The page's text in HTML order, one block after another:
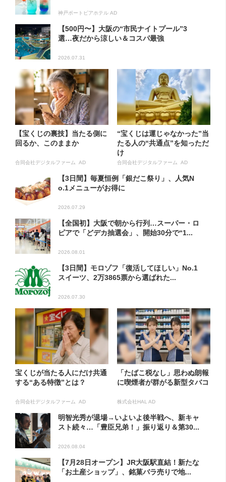
神戸ポートピアホテル AD
【500円〜】大阪の“市民ナイトプール”3
選…夜だから涼しい＆コスパ最強
2026.07.31
【宝くじの裏技】当たる側に
回るか、このままか
合同会社デジタルファーム AD
“宝くじは運じゃなかった”当
たる人の“共通点”を知っただ
け
合同会社デジタルファーム AD
【3日間】毎夏恒例「銀だこ祭り」、人気N
o.1メニューがお得に
2026.07.29
【全国初】大阪で朝から行列…スーパー・ロ
ピアで「どデカ抽選会」、開始30分で“1...
2026.08.01
【3日間】モロゾフ「復活してほしい」No.1
スイーツ、2万3865票から選ばれた...
2026.07.30
宝くじが当たる人にだけ共通
する“ある特徴”とは？
合同会社デジタルファーム AD
「たばこ税なし」思わぬ朗報
に喫煙者が群がる新型タバコ
株式会社HAL AD
明智光秀が退場→いよいよ後半戦へ、新キャ
スト続々…「豊臣兄弟！」振り返り＆第30...
2026.08.04
【7月28日オープン】JR大阪駅直結！新たな
「お土産ショップ」、銘菓バラ売りで地...